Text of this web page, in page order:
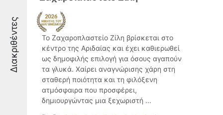
Διακριθέντες
Το Ζαχαροπλαστείο Ζίλη βρίσκεται στο
κέντρο της Αριδαίας και έχει καθιερωθεί
ως δημοφιλής επιλογή για όσους αγαπούν
τα γλυκά. Χαίρει αναγνώρισης χάρη στη
σταθερή ποιότητα και τη φιλόξενη
ατμόσφαιρα που προσφέρει,
δημιουργώντας μια ξεχωριστή ...